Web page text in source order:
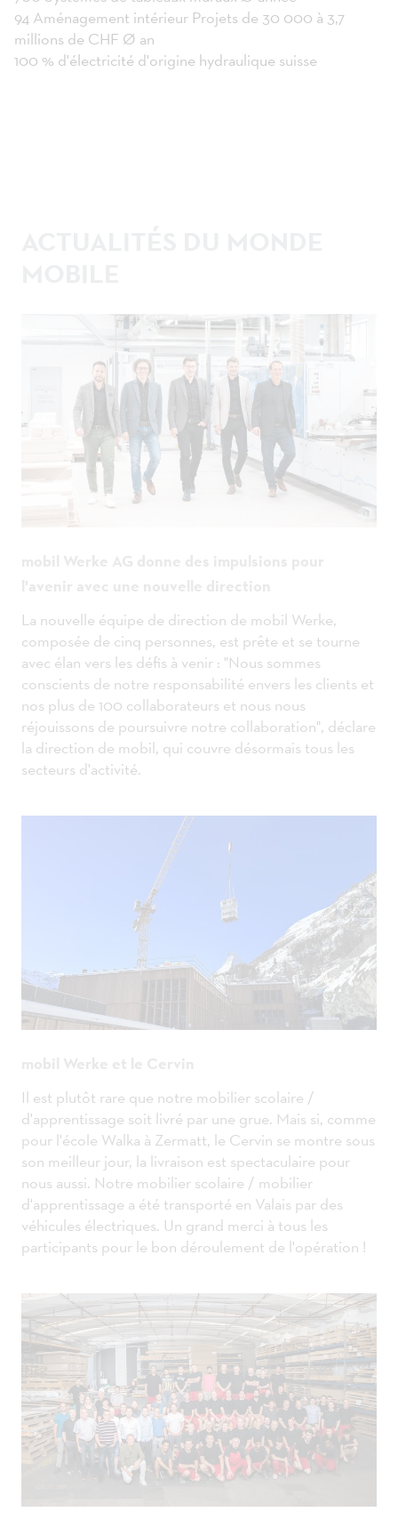
94 Aménagement intérieur Projets de 30 000 à 3,7
millions de CHF Ø an
100 % d'électricité d'origine hydraulique suisse
La nouvelle équipe de direction de mobil Werke,
composée de cinq personnes, est prête et se tourne
avec élan vers les défis à venir : "Nous sommes
conscients de notre responsabilité envers les clients et
nos plus de 100 collaborateurs et nous nous
réjouissons de poursuivre notre collaboration", déclare
la direction de mobil, qui couvre désormais tous les
secteurs d'activité.
Il est plutôt rare que notre mobilier scolaire /
d'apprentissage soit livré par une grue. Mais si, comme
pour l'école Walka à Zermatt, le Cervin se montre sous
son meilleur jour, la livraison est spectaculaire pour
nous aussi. Notre mobilier scolaire / mobilier
d'apprentissage a été transporté en Valais par des
véhicules électriques. Un grand merci à tous les
participants pour le bon déroulement de l'opération !